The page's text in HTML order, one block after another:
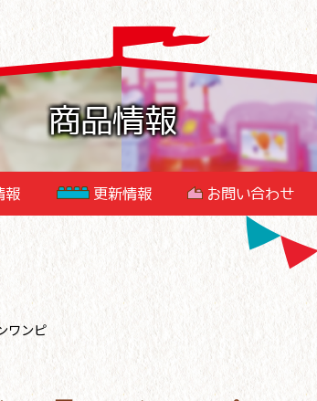
商品情報
報 更新情報 お問い合わせ
ワンピ